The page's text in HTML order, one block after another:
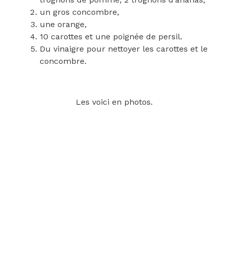
un gros concombre,
une orange,
10 carottes et une poignée de persil.
Du vinaigre pour nettoyer les carottes et le
concombre.
Les voici en photos.